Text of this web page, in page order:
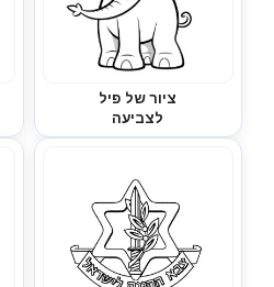
ציור של פיל
לצביעה